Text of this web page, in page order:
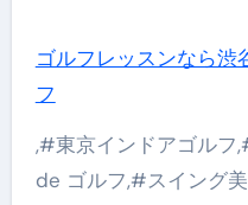
ゴルフレッスンなら
フ
,#東京インドアゴル
de ゴルフ,#スイング